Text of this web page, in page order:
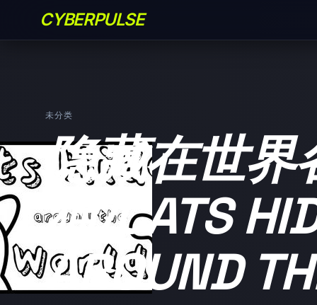
CYBERPULSE
未分类
隐藏在世界
猫/CATS
AROUND